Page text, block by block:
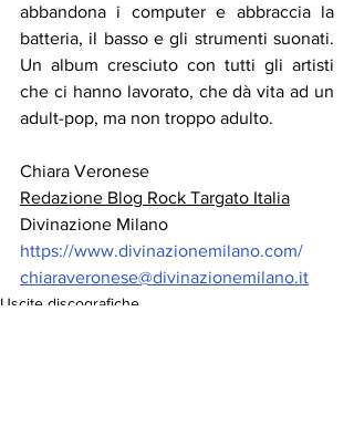
abbandona i computer e abbraccia la
batteria, il basso e gli strumenti suonati.
Un album cresciuto con tutti gli artisti
che ci hanno lavorato, che dà vita ad un
adult-pop, ma non troppo adulto.
Chiara Veronese
Redazione Blog Rock Targato Italia
Divinazione Milano
https://www.divinazionemilano.com/
chiaraveronese@divinazionemilano.it
Uscite discografiche